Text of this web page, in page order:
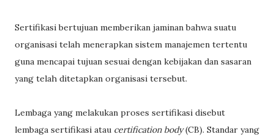
Sertifikasi bertujuan memberikan jaminan bahwa suatu
organisasi telah menerapkan sistem manajemen tertentu
guna mencapai tujuan sesuai dengan kebijakan dan sasaran
yang telah ditetapkan organisasi tersebut.
Lembaga yang melakukan proses sertifikasi disebut
lembaga sertifikasi atau certification body(CB). Standar yang